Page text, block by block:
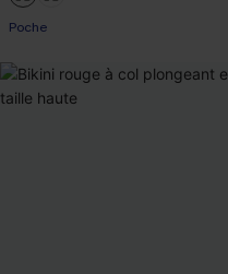
Poche